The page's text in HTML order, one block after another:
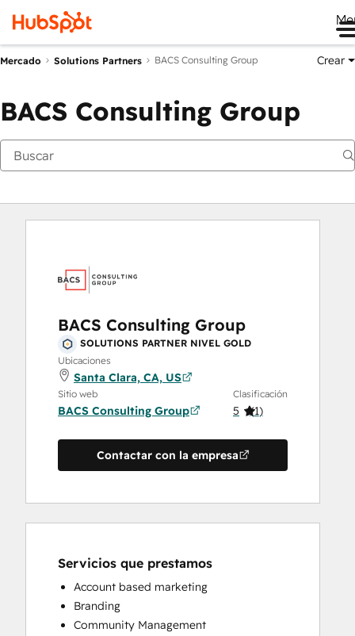
Mercado Solutions Partners BACS Consulting Group Crear
BACS Consulting Group
BACS Consulting Group
SOLUTIONS PARTNER NIVEL GOLD
Ubicaciones
Santa Clara, CA, US
Sitio web
BACS Consulting Group
Clasificación
5 (1)
Contactar con la empresa
Servicios que prestamos
Account based marketing
Branding
Community Management